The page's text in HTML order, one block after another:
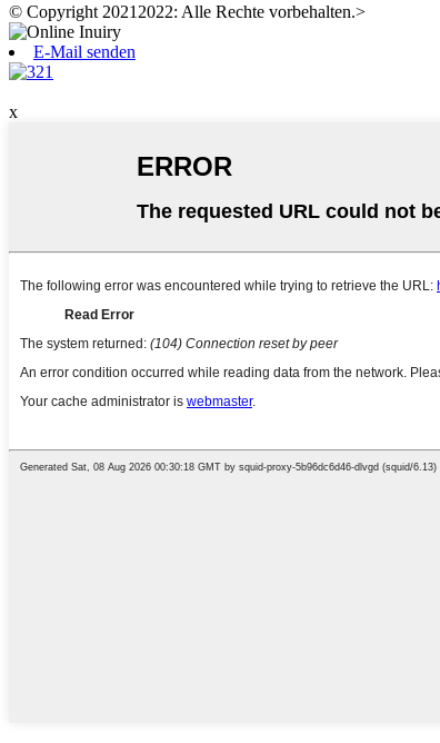
© Copyright 20212022: Alle Rechte vorbehalten.>
E-Mail senden
x